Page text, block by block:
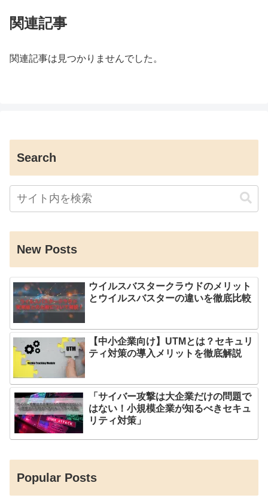
関連記事
関連記事は見つかりませんでした。
Search
New Posts
ウイルスバスタークラウドのメリット
とウイルスバスターの違いを徹底比較
【中小企業向け】UTMとは？セキュリ
ティ対策の導入メリットを徹底解説
「サイバー攻撃は大企業だけの問題で
はない！小規模企業が知るべきセキュ
リティ対策」
Popular Posts